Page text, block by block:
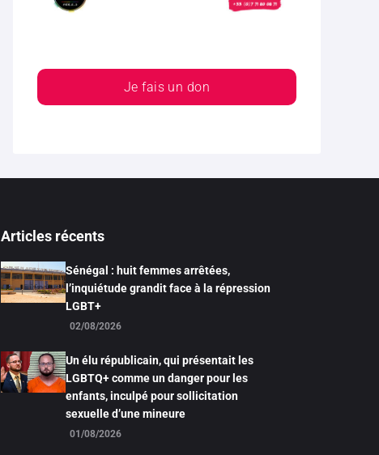
Je fais un don
Articles récents
Sénégal : huit femmes arrêtées,
l’inquiétude grandit face à la répression
LGBT+
02/08/2026
Un élu républicain, qui présentait les
LGBTQ+ comme un danger pour les
enfants, inculpé pour sollicitation
sexuelle d’une mineure
01/08/2026